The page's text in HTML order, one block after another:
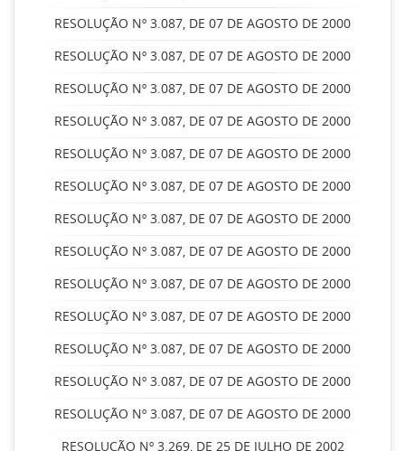
RESOLUÇÃO Nº 3.087, DE 07 DE AGOSTO DE 2000
RESOLUÇÃO Nº 3.087, DE 07 DE AGOSTO DE 2000
RESOLUÇÃO Nº 3.087, DE 07 DE AGOSTO DE 2000
RESOLUÇÃO Nº 3.087, DE 07 DE AGOSTO DE 2000
RESOLUÇÃO Nº 3.087, DE 07 DE AGOSTO DE 2000
RESOLUÇÃO Nº 3.087, DE 07 DE AGOSTO DE 2000
RESOLUÇÃO Nº 3.087, DE 07 DE AGOSTO DE 2000
RESOLUÇÃO Nº 3.087, DE 07 DE AGOSTO DE 2000
RESOLUÇÃO Nº 3.087, DE 07 DE AGOSTO DE 2000
RESOLUÇÃO Nº 3.087, DE 07 DE AGOSTO DE 2000
RESOLUÇÃO Nº 3.087, DE 07 DE AGOSTO DE 2000
RESOLUÇÃO Nº 3.087, DE 07 DE AGOSTO DE 2000
RESOLUÇÃO Nº 3.087, DE 07 DE AGOSTO DE 2000
RESOLUÇÃO Nº 3.269, DE 25 DE JULHO DE 2002